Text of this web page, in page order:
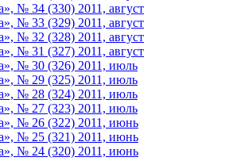
№ 34 (330) 2011, август
№ 33 (329) 2011, август
№ 32 (328) 2011, август
№ 31 (327) 2011, август
№ 30 (326) 2011, июль
№ 29 (325) 2011, июль
№ 28 (324) 2011, июль
№ 27 (323) 2011, июль
№ 26 (322) 2011, июнь
№ 25 (321) 2011, июнь
№ 24 (320) 2011, июнь